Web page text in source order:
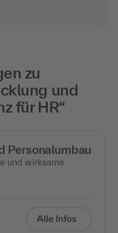
zu
und
für HR“
Personalumbau
und wirksame
Alle Infos